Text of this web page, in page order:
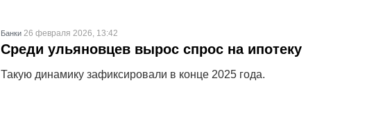
Банки 26 февраля 2026, 13:42
Среди ульяновцев вырос спрос на ипотеку
Такую динамику зафиксировали в конце 2025 года.